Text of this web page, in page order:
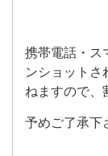
携帯電話・ス
ンショット
ねますので、
予めご了承下